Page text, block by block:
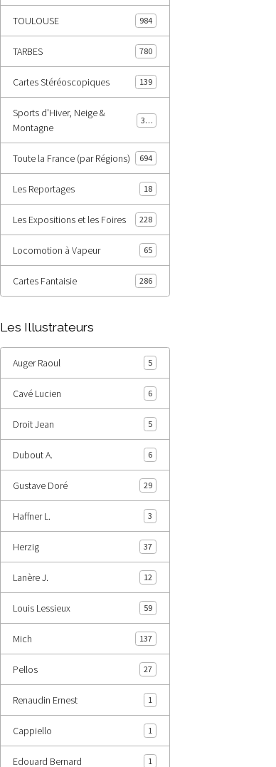
TOULOUSE 984
TARBES 780
Cartes Stéréoscopiques 139
Sports d'Hiver, Neige &
Montagne
343
Toute la France (par Régions) 694
Les Reportages 18
Les Expositions et les Foires 228
Locomotion à Vapeur 65
Cartes Fantaisie 286
Les Illustrateurs
Auger Raoul 5
Cavé Lucien 6
Droit Jean 5
Dubout A. 6
Gustave Doré 29
Haffner L. 3
Herzig 37
Lanère J. 12
Louis Lessieux 59
Mich 137
Pellos 27
Renaudin Ernest 1
Cappiello 1
Edouard Bernard 1